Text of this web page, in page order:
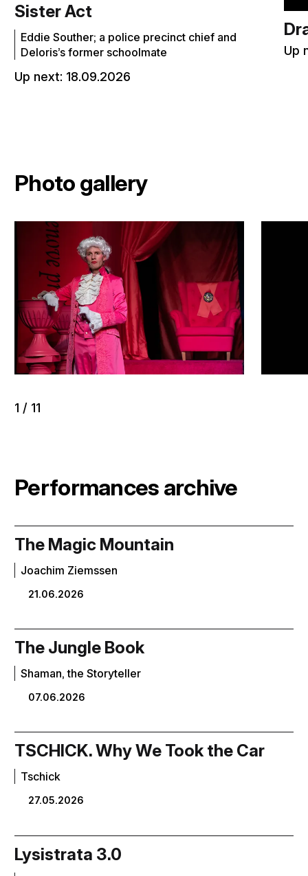
Sister Act
Eddie Souther; a police precinct chief and
Deloris’s former schoolmate
Up next: 18.09.2026
Up
Photo gallery
1 / 11
Performances archive
The Magic Mountain
Joachim Ziemssen
21.06.2026
The Jungle Book
Shaman, the Storyteller
07.06.2026
TSCHICK. Why We Took the Car
Tschick
27.05.2026
Lysistrata 3.0